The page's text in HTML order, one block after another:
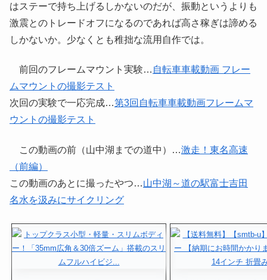
はステーで持ち上げるしかないのだが、振動というよりも
激震とのトレードオフになるのであれば高さ稼ぎは諦める
しかないか。少なくとも稚拙な流用自作では。
前回のフレームマウント実験… 自転車車載動画 フレー
ムマウントの撮影テスト
次回の実験で一応完成…第3回自転車車載動画フレームマ
ウントの撮影テスト
この動画の前（山中湖までの道中）…激走！東名高速
（前編）
この動画のあとに撮ったやつ…山中湖～道の駅富士吉田
名水を汲みにサイクリング